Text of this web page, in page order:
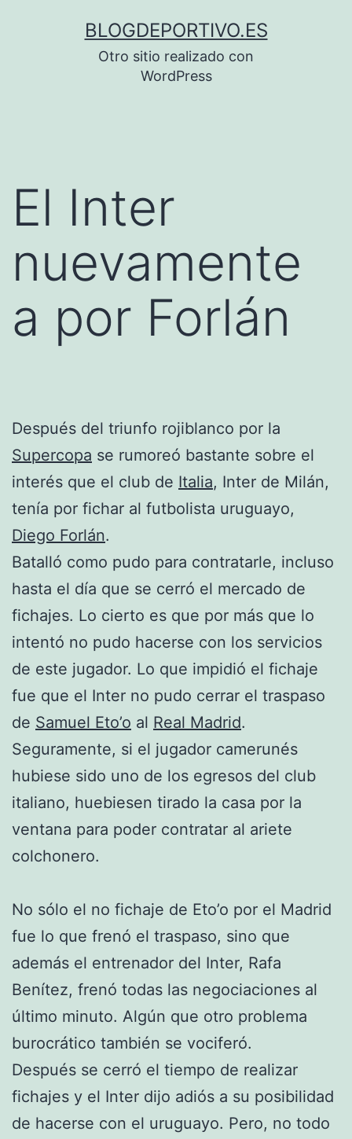
BLOGDEPORTIVO.ES
Otro sitio realizado con
WordPress
El Inter
nuevamente
a por Forlán
Después del triunfo rojiblanco por la
Supercopa se rumoreó bastante sobre el
interés que el club de Italia, Inter de Milán,
tenía por fichar al futbolista uruguayo,
Diego Forlán.
Batalló como pudo para contratarle, incluso
hasta el día que se cerró el mercado de
fichajes. Lo cierto es que por más que lo
intentó no pudo hacerse con los servicios
de este jugador. Lo que impidió el fichaje
fue que el Inter no pudo cerrar el traspaso
de Samuel Eto’o al Real Madrid.
Seguramente, si el jugador camerunés
hubiese sido uno de los egresos del club
italiano, huebiesen tirado la casa por la
ventana para poder contratar al ariete
colchonero.
No sólo el no fichaje de Eto’o por el Madrid
fue lo que frenó el traspaso, sino que
además el entrenador del Inter, Rafa
Benítez, frenó todas las negociaciones al
último minuto. Algún que otro problema
burocrático también se vociferó.
Después se cerró el tiempo de realizar
fichajes y el Inter dijo adiós a su posibilidad
de hacerse con el uruguayo. Pero, no todo